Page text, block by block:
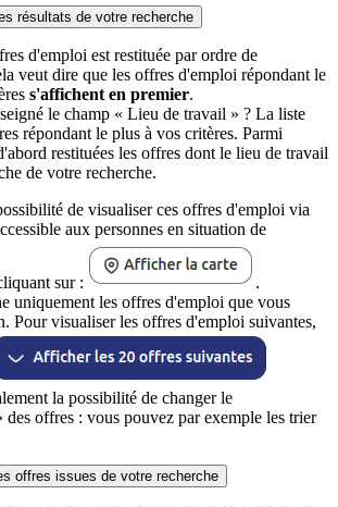
résultats de votre recherche
d'emploi est restituée par ordre de
veut dire que les offres d'emploi répondant le
s'affichent en premier.
le champ « Lieu de travail » ? La liste
répondant le plus à vos critères. Parmi
restituées les offres dont le lieu de travail
de votre recherche.
de visualiser ces offres d'emploi via
aux personnes en situation de
sur :
.
uniquement les offres d'emploi que vous
Pour visualiser les offres d'emploi suivantes,
la possibilité de changer le
des offres : vous pouvez par exemple les trier
offres issues de votre recherche